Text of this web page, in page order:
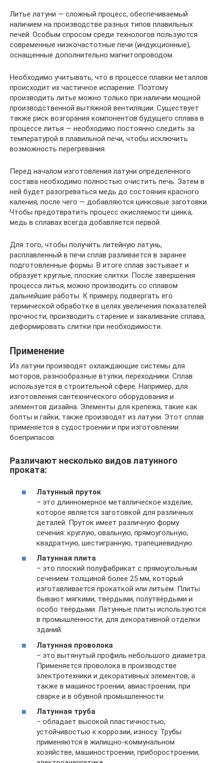
Литье латуни — сложный процесс, обеспечиваемый
наличием на производстве разных типов плавильных
печей. Особым спросом среди технологов пользуются
современные низкочастотные печи (индукционные),
оснащенные дополнительно магнитопроводом.
Необходимо учитывать, что в процессе плавки металлов
происходит их частичное испарение. Поэтому
производить литье можно только при наличии мощной
производственной вытяжной вентиляции. Существует
также риск возгорания компонентов будущего сплава в
процессе литья — необходимо постоянно следить за
температурой в плавильной печи, чтобы исключить
возможность перегревания.
Перед началом изготовления латуни определенного
состава необходимо полностью очистить печь. Затем в
ней будет разогреваться медь до состояния красного
каления, после чего — добавляются цинковые заготовки.
Чтобы предотвратить процесс окисляемости цинка,
медь в сплавах всегда добавляется первой.
Для того, чтобы получить литейную латунь,
расплавленный в печи сплав разливается в заранее
подготовленные формы. В итоге сплав застывает и
образует круглые, плоские слитки. После завершения
процесса литья, можно производить со сплавом
дальнейшие работы. К примеру, подвергать его
термической обработке в целях увеличения показателей
прочности, производить старение и закаливание сплава,
деформировать слитки при необходимости.
Применение
Из латуни производят охлаждающие системы для
моторов, разнообразные втулки, переходники. Сплав
используется в строительной сфере. Например, для
изготовления сантехнического оборудования и
элементов дизайна. Элементы для крепежа, такие как
болты и гайки, также производят из латуни. Этот сплав
применяется в судостроении и при изготовлении
боеприпасов.
Различают несколько видов латунного
проката:
Латунный пруток
– это длинномерное металлическое изделие,
которое является заготовкой для различных
деталей. Пруток имеет различную форму
сечения: круглую, овальную, прямоугольную,
квадратную, шестигранную, трапециевидную.
Латунная плита
– это плоский полуфабрикат с прямоугольным
сечением толщиной более 25 мм, который
изготавливается прокаткой или литьём. Плиты
бывают мягкими, твёрдыми, полутвёрдыми и
особо твёрдыми. Латунные плиты используются
в промышленности, для декоративной отделки
зданий.
Латунная проволока
– это вытянутый профиль небольшого диаметра.
Применяется проволока в производстве
электротехники и декоративных элементов, а
также в машиностроении, авиастроении, при
сварке и в обувной промышленности.
Латунная труба
– обладает высокой пластичностью,
устойчивостью к коррозии, износу. Трубы
применяются в жилищно-коммунальном
хозяйстве, машиностроении, приборостроении,